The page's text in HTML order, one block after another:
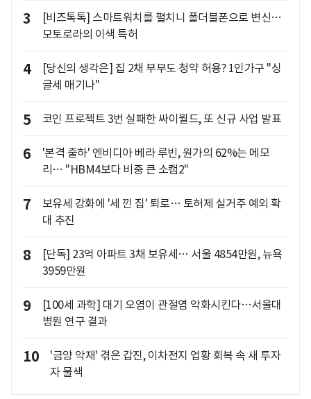
3
[비즈톡톡] 스마트워치를 펼치니 폴더블폰으로 변신…
모토로라의 이색 특허
4
[당신의 생각은] 집 2채 부부도 청약 허용? 1인가구 "싱
글세 매기나"
5 코인 프로젝트 3번 실패한 싸이월드, 또 신규 사업 발표
6
'본격 출하' 엔비디아 베라 루빈, 원가의 62%는 메모
리… "HBM4보다 비중 큰 소캠2"
7
보유세 강화에 '세 낀 집' 퇴로… 토허제 실거주 예외 확
대 추진
8
[단독] 23억 아파트 3채 보유세… 서울 4854만원, 뉴욕
3959만원
9
[100세 과학] 대기 오염이 관절염 악화시킨다…서울대
병원 연구 결과
10
'금양 악재' 겪은 갑진, 이차전지 업황 회복 속 새 투자
자 물색